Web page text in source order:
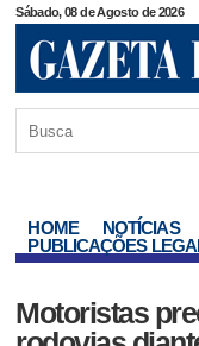
Sábado, 08 de Agosto de 2026
HOME NOTÍCIAS
PUBLICAÇÕES
Motoristas